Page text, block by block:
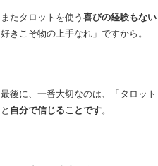
またタロットを使う喜びの経験もな
好きこそ物の上手なれ」ですから。
最後に、一番大切なのは、「タロッ
と 自分で信じることです。